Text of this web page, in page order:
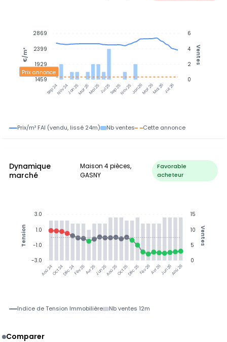
Sep 24Nov 24Jan 25Mar 25Mai 25Jul 25Sep 25Nov 25Jan 26Mar 26Mai 26Jul 26
Prix annonce
6
4
2
0
Ventes
2869
2399
1929
1459
€/m²
Prix/m² FAI (vendu, lissé 24m) Nb ventes Cette annonce
Dynamique
marché
Maison 4 pièces,
GASNY
Favorable
acheteur
Aoû 24Oct 24Déc 24Fév 25Avr 25Jun 25Aoû 25Oct 25Déc 25Fév 26Avr 26Jun 26Aoû 26
15
10
5
0
Ventes
3.0
1.0
-1.0
-3.0
Tension
Indice de Tension Immobilière Nb ventes 12m
Comparer